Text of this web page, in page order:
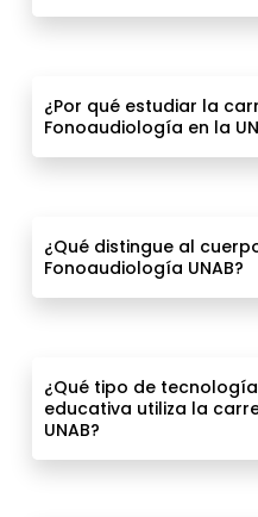
¿Por qué estudiar la
Fonoaudiología en la
¿Qué distingue al
Fonoaudiología UNAB?
¿Qué tipo de
educativa utiliza la
UNAB?